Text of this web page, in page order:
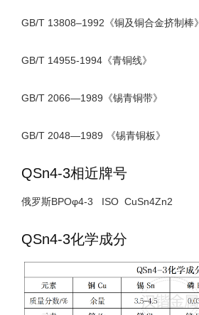
GB/T 13808–1992《铜及铜合金挤制棒》
GB/T 14955-1994《青铜线》
GB/T 2066—1989《锡青铜带》
GB/T 2048—1989 《锡青铜板》
QSn4-3相近牌号
俄罗斯BPOφ4-3 ISO CuSn4Zn2
QSn4-3化学成分